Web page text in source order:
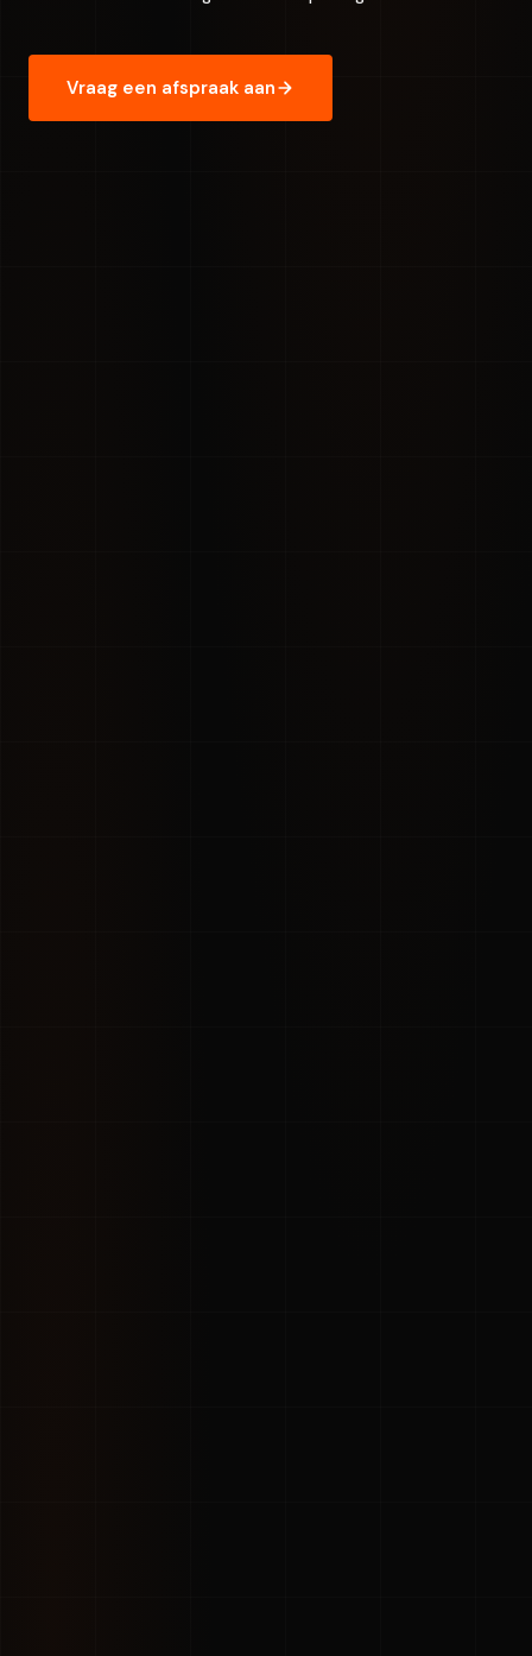
Vraag een afspraak aan